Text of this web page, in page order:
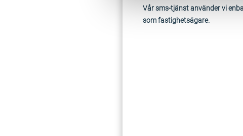
Vår sms-tjänst använder vi
som fastighetsägare.